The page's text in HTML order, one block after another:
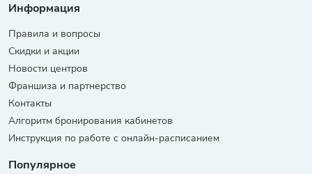
Информация
Правила и вопросы
Скидки и акции
Новости центров
Франшиза и партнерство
Контакты
Алгоритм бронирования кабинетов
Инструкция по работе с онлайн-расписанием
Популярное